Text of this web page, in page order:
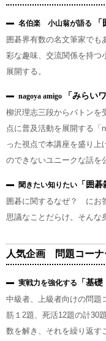
名伯楽 小山翁が語る
囲碁界有数の名文筆家でも
彩な趣味、交流関係を持つ
展開する。
nagoya amigo
「みらい
柳沢理志三段からバトンを
点に普及活動を展開する「
った視点で本講座を盛り上
のできないユニークな話を
聞きたい知りたい 「囲碁
囲碁に関するなぜ？ にお
思議なことだらけ。そんな
人気企画 問題コーナ
実戦力を強化する
「基
中級者、上級者向けの問題
筋１2題、死活12題の計30
数を解き、それを繰り返す